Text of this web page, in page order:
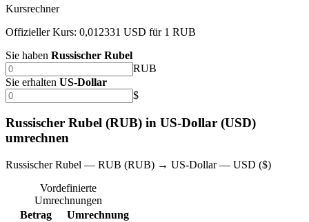
Kursrechner
Offizieller Kurs: 0,012331 USD für 1 RUB
Sie haben Russischer Rubel
RUB
Sie erhalten US-Dollar
$
Russischer Rubel (RUB) in US-Dollar (USD)
umrechnen
Russischer Rubel — RUB (RUB) → US-Dollar — USD ($)
Vordefinierte
Umrechnungen
Betrag
Umrechnung